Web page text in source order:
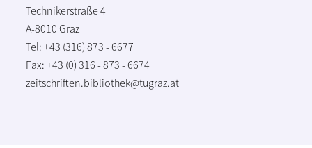
Technikerstraße 4
A-8010 Graz
Tel: +43 (316) 873 - 6677
Fax: +43 (0) 316 - 873 - 6674
zeitschriften.bibliothek@tugraz.at